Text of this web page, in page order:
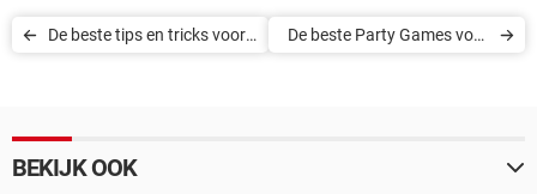
De beste tips en tricks voor
De beste Party Games voor
BEKIJK OOK